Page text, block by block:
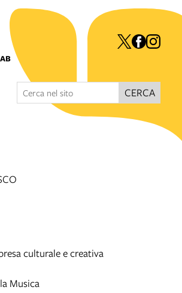
CERCA
culturale e creativa
Musica